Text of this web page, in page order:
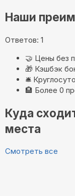
Наши
Ответов: 1
🤝 Цены без
🎁 Кэшбэк
🛎️
🏨 Более 0
Куда
места
Смотреть все